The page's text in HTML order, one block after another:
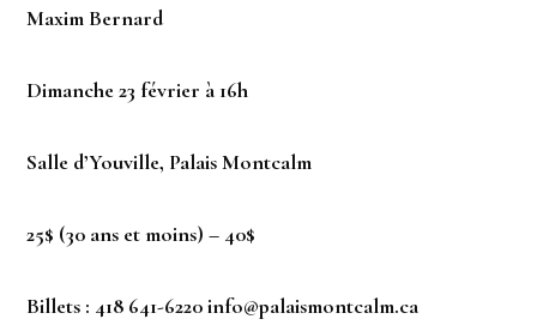
Maxim Bernard
Dimanche 23 février à 16h
Salle d’Youville, Palais Montcalm
25$ (30 ans et moins) – 40$
Billets : 418 641-6220 info@palaismontcalm.ca